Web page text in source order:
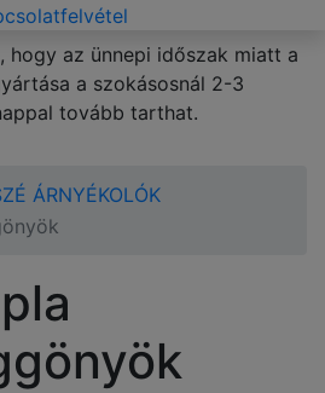
hogy az ünnepi időszak miatt a
a szokásosnál 2-3
tovább tarthat.
ÁRNYÉKOLÓK